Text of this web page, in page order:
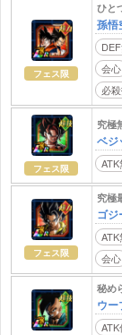
フェス限
ひと
孫悟
会心
必
フェス限
究極
ベジ
フェス限
究極
ゴジ
会心
秘め
ウー